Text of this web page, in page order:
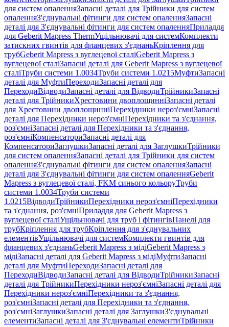
для систем опаленняЗапасні деталі для Трійники для систем
опаленняЗ'єднувальні фітинги для систем опаленняЗапасні
деталі для З'єднувальні фітинги для систем опаленняПриладдя
для Geberit Mapress ThermУщільнювачі для системКомплекти
затискних гвинтів для фланцевих з'єднаньКріплення для
трубGeberit Mapress з вуглецевої сталіGeberit Mapress з
вуглецевої сталіЗапасні деталі для Geberit Mapress з вуглецевої
сталіТруби системи 1.0034Труби системи 1.0215МуфтиЗапасні
деталі для МуфтиПереходиЗапасні деталі для
ПереходиВідводиЗапасні деталі для ВідводиТрійникиЗапасні
деталі для ТрійникиХрестовини двоплощинніЗапасні деталі
для Хрестовини двоплощинніПерехідники нероз'ємніЗапасні
деталі для Перехідники нероз'ємніПерехідники та з'єднання,
роз'ємніЗапасні деталі для Перехідники та з'єднання,
роз'ємніКомпенсаториЗапасні деталі для
КомпенсаториЗаглушкиЗапасні деталі для ЗаглушкиТрійники
для систем опаленняЗапасні деталі для Трійники для систем
опаленняЗ'єднувальні фітинги для систем опаленняЗапасні
деталі для З'єднувальні фітинги для систем опаленняGeberit
Mapress з вуглецевої сталі, FKM синього кольоруТруби
системи 1.0034Труби системи
1.0215ВідводиТрійникиПерехідники нероз'ємніПерехідники
та з'єднання, роз'ємніПриладдя для Geberit Mapress з
вуглецевої сталіУщільнювачі для труб і фітингівПанелі для
трубКріплення для трубКріплення для з'єднувальних
елементівУщільнювачі для системКомплекти гвинтів для
фланцевих з'єднаньGeberit Mapress з мідіGeberit Mapress з
мідіЗапасні деталі для Geberit Mapress з мідіМуфтиЗапасні
деталі для МуфтиПереходиЗапасні деталі для
ПереходиВідводиЗапасні деталі для ВідводиТрійникиЗапасні
деталі для ТрійникиПерехідники нероз'ємніЗапасні деталі для
Перехідники нероз'ємніПерехідники та з'єднання,
роз'ємніЗапасні деталі для Перехідники та з'єднання,
роз'ємніЗаглушкиЗапасні деталі для ЗаглушкиЗ'єднувальні
елементиЗапасні деталі для З'єднувальні елементиТрійники